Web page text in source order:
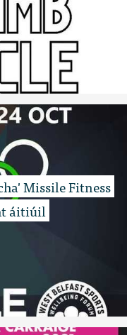
Missile Fitness
áitiúil